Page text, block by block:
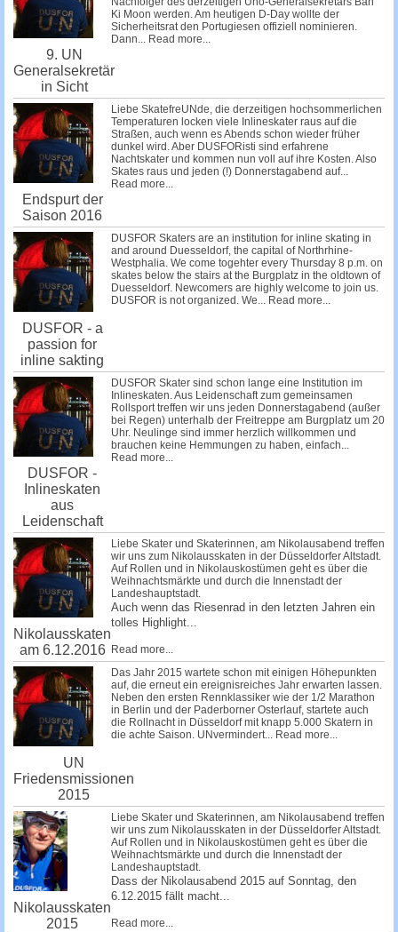
9. UN
Generalsekretär
in Sicht
Ki Moon werden. Am heutigen D-Day wollte der
Sicherheitsrat den Portugiesen offiziell nominieren.
Dann... Read more...
Endspurt der
Saison 2016
Liebe SkatefreUNde, die derzeitigen hochsommerlichen
Temperaturen locken viele Inlineskater raus auf die
Straßen, auch wenn es Abends schon wieder früher
dunkel wird. Aber DUSFORisti sind erfahrene
Nachtskater und kommen nun voll auf ihre Kosten. Also
Skates raus und jeden (!) Donnerstagabend auf...
Read more...
DUSFOR - a
passion for
inline sakting
DUSFOR Skaters are an institution for inline skating in
and around Duesseldorf, the capital of Northrhine-
Westphalia. We come togehter every Thursday 8 p.m. on
skates below the stairs at the Burgplatz in the oldtown of
Duesseldorf. Newcomers are highly welcome to join us.
DUSFOR is not organized. We... Read more...
DUSFOR -
Inlineskaten
aus
Leidenschaft
DUSFOR Skater sind schon lange eine Institution im
Inlineskaten. Aus Leidenschaft zum gemeinsamen
Rollsport treffen wir uns jeden Donnerstagabend (außer
bei Regen) unterhalb der Freitreppe am Burgplatz um 20
Uhr. Neulinge sind immer herzlich willkommen und
brauchen keine Hemmungen zu haben, einfach...
Read more...
Nikolausskaten
am 6.12.2016
Liebe Skater und Skaterinnen, am Nikolausabend treffen
wir uns zum Nikolausskaten in der Düsseldorfer Altstadt.
Auf Rollen und in Nikolauskostümen geht es über die
Weihnachtsmärkte und durch die Innenstadt der
Landeshauptstadt.
Auch wenn das Riesenrad in den letzten Jahren ein
tolles Highlight...
Read more...
UN
Friedensmissionen
2015
Das Jahr 2015 wartete schon mit einigen Höhepunkten
auf, die erneut ein ereignisreiches Jahr erwarten lassen.
Neben den ersten Rennklassiker wie der 1/2 Marathon
in Berlin und der Paderborner Osterlauf, startete auch
die Rollnacht in Düsseldorf mit knapp 5.000 Skatern in
die achte Saison. UNvermindert... Read more...
Nikolausskaten
2015
Liebe Skater und Skaterinnen, am Nikolausabend treffen
wir uns zum Nikolausskaten in der Düsseldorfer Altstadt.
Auf Rollen und in Nikolauskostümen geht es über die
Weihnachtsmärkte und durch die Innenstadt der
Landeshauptstadt.
Dass der Nikolausabend 2015 auf Sonntag, den
6.12.2015 fällt macht...
Read more...